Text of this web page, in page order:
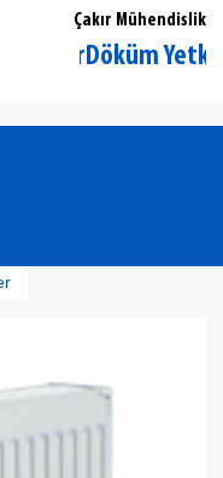
Çakır Mühendislik
Yetkili